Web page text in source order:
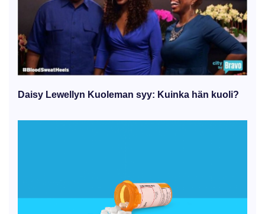
Daisy Lewellyn Kuoleman syy: Kuinka hän kuoli?